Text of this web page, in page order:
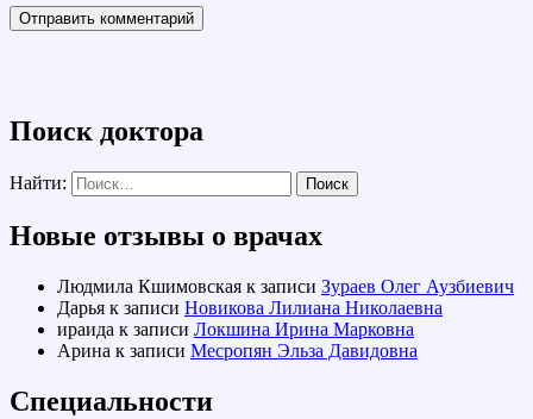
Поиск доктора
Найти:
Новые отзывы о врачах
Людмила Кшимовская к записи Зураев Олег Аузбиевич
Дарья к записи Новикова Лилиана Николаевна
ираида к записи Локшина Ирина Марковна
Арина к записи Месропян Эльза Давидовна
Специальности